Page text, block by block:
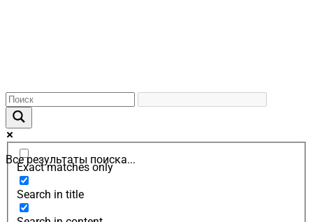
Все результаты поиска...
Exact matches only
Search in title